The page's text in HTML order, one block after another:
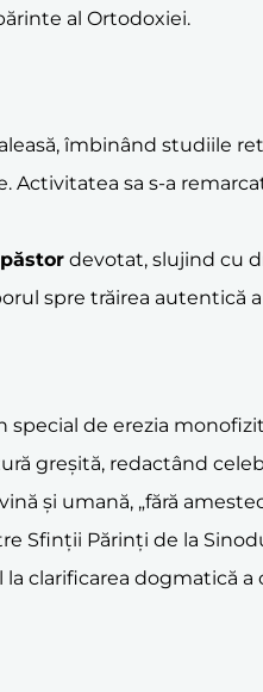
al Ortodoxiei.
îmbinând studiile
sa s-a
păstor devotat, slujind cu
spre trăirea autentică
de erezia
greșită, redactând
și umană, „fără
Sfinții Părinți de la
clarificarea dogmatică